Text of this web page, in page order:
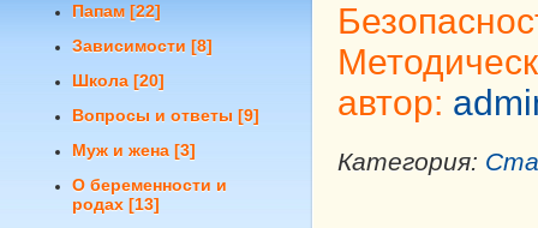
Папам [22]
Зависимости [8]
Школа [20]
Вопросы и ответы [9]
Муж и жена [3]
О беременности и
родах [13]
автор:
Категория: